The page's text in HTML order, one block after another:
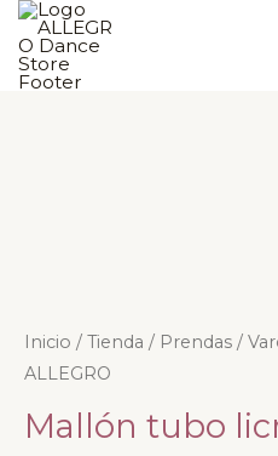
contenido
Inicio / Tienda / Prendas /
ALLEGRO
Mallón tubo
Mallón
tubo
licra
-